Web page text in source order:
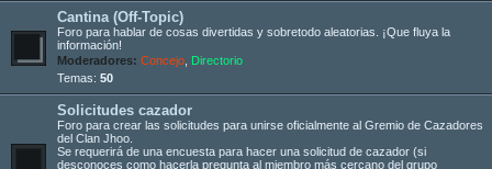
Cantina (Off-Topic)
Foro para hablar de cosas divertidas y sobretodo aleatorias. ¡Que fluya la
información!
Moderadores: Concejo Directorio
Temas: 50
Solicitudes cazador
Foro para crear las solicitudes para unirse oficialmente al Gremio de Cazadores
del Clan Jhoo.
Se requerirá de una encuesta para hacer una solicitud de cazador (si
desconoces como hacerla pregunta al miembro más cercano del grupo